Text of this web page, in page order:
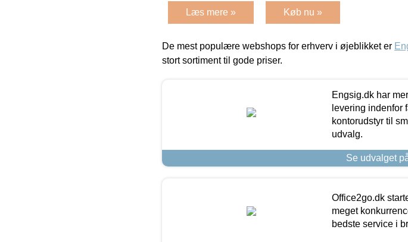
Læs mere » Køb nu »
De mest populære webshops for erhverv i øjeblikket er
stort sortiment til gode priser.
Engsig.dk har
levering indenfor
kontorudstyr til
udvalg.
Se udvalget
Office2go.dk
meget
bedste service i